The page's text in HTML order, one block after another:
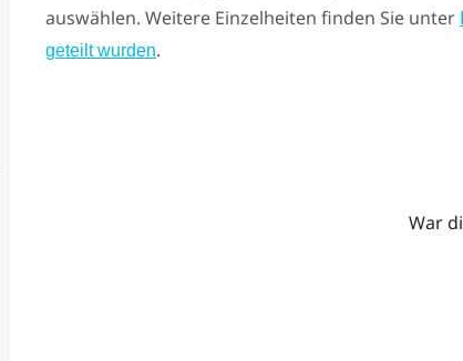
auswählen. Weitere Einzelheiten finden Sie unter
geteilt wurden.
War